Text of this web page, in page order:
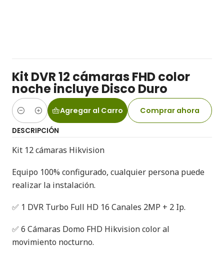
Kit DVR 12 cámaras FHD color
noche incluye Disco Duro
Cantidad
Agregar al Carro Comprar ahora
DESCRIPCIÓN
Kit 12 cámaras Hikvision
Equipo 100% configurado, cualquier persona puede
realizar la instalación.
✅ 1 DVR Turbo Full HD 16 Canales 2MP + 2 Ip.
✅ 6 Cámaras Domo FHD Hikvision color al
movimiento nocturno.